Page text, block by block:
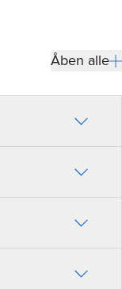
Åben alle